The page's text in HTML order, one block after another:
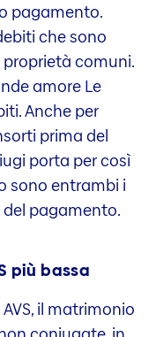
pagamento.
che sono
comuni.
amore Le
Anche per
prima del
porta per così
sono entrambi i
pagamento.
più bassa
il matrimonio